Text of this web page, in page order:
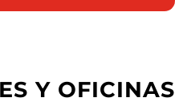
Y OFICINAS